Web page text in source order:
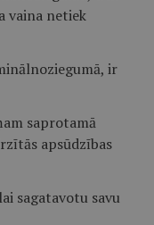
vaina netiek
ir
saprotamā
apsūdzības
sagatavotu savu